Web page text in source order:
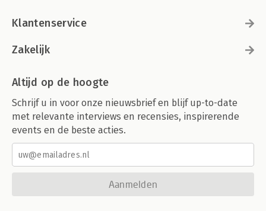
Klantenservice
Zakelijk
Altijd op de hoogte
Schrijf u in voor onze nieuwsbrief en blijf up-to-date
met relevante interviews en recensies, inspirerende
events en de beste acties.
Aanmelden